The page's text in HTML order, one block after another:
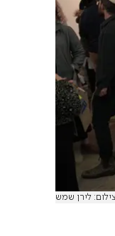
צילום: לירן שמש